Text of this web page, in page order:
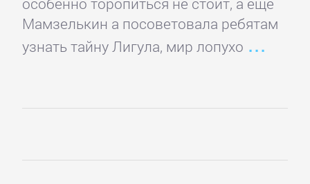
Мамзелькин а посоветовала ребятам
узнать тайну Лигула, мир лопухо
Программы
РОМАНЫ